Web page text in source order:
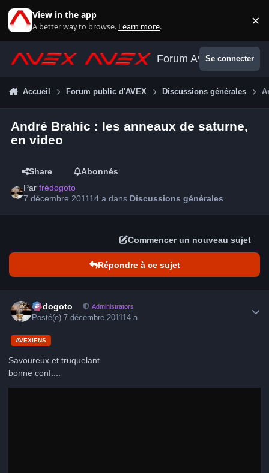
View in the app
A better way to browse. Learn more. ×
Forum AvexSe connecter
Accueil Forum public d'AVEX Discussions générales
André Brahic : les anneaux de saturne,
en video
Share
Abonnés
Parfrédogoto
7 décembre 201114 a dans Discussions générales
Commencer un nouveau sujet
Répondre à ce sujet
frédogoto Administrators
Posté(e)7 décembre 2011 14 a
AVEXIENS
Savoureux et truquelant
bonne conf....